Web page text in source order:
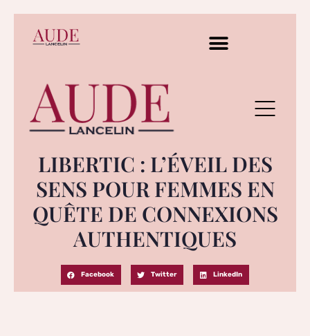
LIBERTIC : L’ÉVEIL DES
SENS POUR FEMMES EN
QUÊTE DE CONNEXIONS
AUTHENTIQUES
Facebook Twitter LinkedIn